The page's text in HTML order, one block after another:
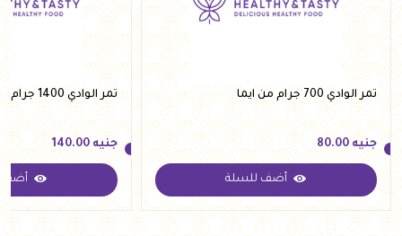
تمر الوادي 700 جرام من ايما
جنيه
جنيه 80.00
أضف للسلة
تمر الوادي 1400 جرام من ايما
جنيه
جنيه 140.00
أضف